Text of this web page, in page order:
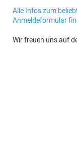
Alle Infos zum
Anmeldeformular
Wir freuen uns auf